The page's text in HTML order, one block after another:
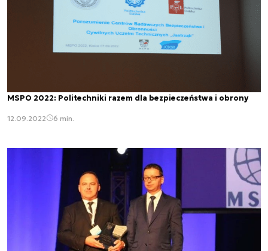
MSPO 2022: Politechniki razem dla bezpieczeństwa i obrony
12.09.2022 6 min.